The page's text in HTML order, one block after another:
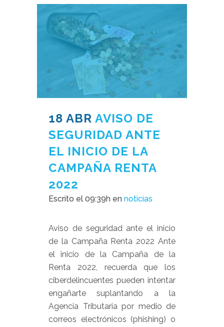
18 ABR AVISO DE
SEGURIDAD ANTE
EL INICIO DE LA
CAMPAÑA RENTA
2022
Escrito el 09:39h en noticias
Aviso de seguridad ante el inicio
de la Campaña Renta 2022 Ante
el inicio de la Campaña de la
Renta 2022, recuerda que los
ciberdelincuentes pueden intentar
engañarte suplantando a la
Agencia Tributaria por medio de
correos electrónicos (phishing) o